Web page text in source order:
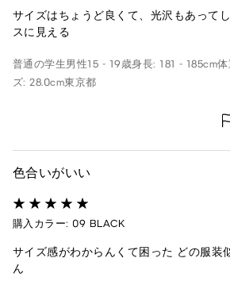
サイズはちょうど良くて、光沢もあって
スに見える
普通の学生男性15 - 19歳身長: 181 - 185cm
ズ: 28.0cm東京都
色合いがいい
購入カラー: 09 BLACK
サイズ感がわからんくて困った どの服装
ん